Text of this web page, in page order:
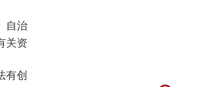
自治
关资
有创